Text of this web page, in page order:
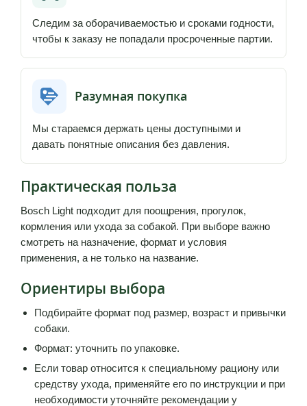
Следим за оборачиваемостью и сроками годности,
чтобы к заказу не попадали просроченные партии.
Разумная покупка
Мы стараемся держать цены доступными и
давать понятные описания без давления.
Практическая польза
Bosch Light подходит для поощрения, прогулок,
кормления или ухода за собакой. При выборе важно
смотреть на назначение, формат и условия
применения, а не только на название.
Ориентиры выбора
Подбирайте формат под размер, возраст и привычки
собаки.
Формат: уточнить по упаковке.
Если товар относится к специальному рациону или
средству ухода, применяйте его по инструкции и при
необходимости уточняйте рекомендации у